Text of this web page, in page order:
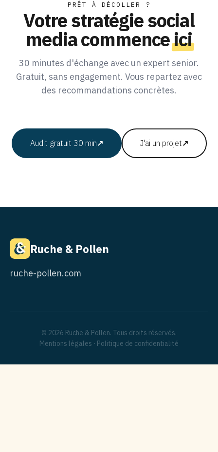
PRÊT À DÉCOLLER ?
Votre stratégie social
media commenceici
30 minutes d'échange avec un expert senior.
Gratuit, sans engagement. Vous repartez avec
des recommandations concrètes.
Audit gratuit 30 min↗ J'ai un projet↗
Ruche & Pollen
ruche-pollen.com
© 2026 Ruche & Pollen. Tous droits réservés.
Mentions légales · Politique de confidentialité